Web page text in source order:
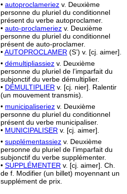
• autoproclameriez v. Deuxième
personne du pluriel du conditionnel
présent du verbe autoproclamer.
• auto-proclameriez v. Deuxième
personne du pluriel du conditionnel
présent de auto-proclamer.
•AUTOPROCLAMER (S’) v. [cj. aimer].
• démultipliassiez v. Deuxième
personne du pluriel de l’imparfait du
subjonctif du verbe démultiplier.
• DÉMULTIPLIER v. [cj. nier]. Ralentir
(un mouvement transmis).
• municipaliseriez v. Deuxième
personne du pluriel du conditionnel
présent du verbe municipaliser.
• MUNICIPALISER v. [cj. aimer].
• supplémentassiez v. Deuxième
personne du pluriel de l’imparfait du
subjonctif du verbe supplémenter.
• SUPPLÉMENTER v. [cj. aimer]. Ch.
de f. Modifier (un billet) moyennant un
supplément de prix.